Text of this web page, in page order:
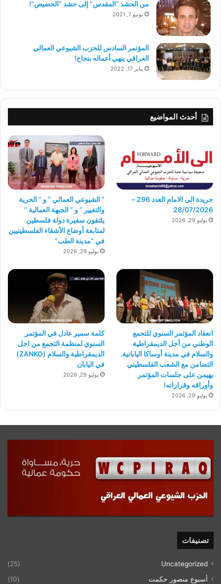
من الحشد “المقدس” إلى حشد “الحضيض”!
يونيو 7, 2021
المؤتمر السادس للحزب الشيوعي العمالي
العراقي ينهي أعماله بنجاح!
يناير 17, 2022
أحدث المواضيع
جريدة الى الامام العدد 296 –
28/07/2026
يوليو 29, 2026
” الشيوعي العمالي ” و ” الحرية
والتغيير ” و ” الجبهة العمالية ”
يلتقون سفيرة دولة فلسطين
لمتابعة أوضاع الأشقاء الفلسطينيين
في “مدينة الطب”
يوليو 29, 2026
انعقاد المؤتمر السنوي للتجمع
الوطني من أجل الديمقراطية
والسلام في مدينة أوساكا اليابانية.
التضامن مع الشعب الفلسطيني
يهيمن على جلسات المؤتمر
وأوراقه وقراراته!
يوليو 29, 2026
كلمة سمير عادل في المؤتمر
السنوي لمنظمة التجمع من اجل
الديمقراطية والسلام (ZANKO)
في اليابان
يوليو 29, 2026
تصنيفات
Uncategorized
(25)
أسبوع منصور حكمت
(10)